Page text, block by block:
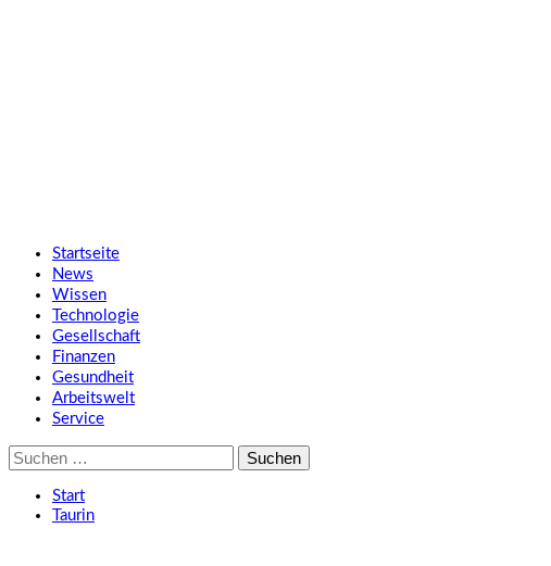
Startseite
News
Wissen
Technologie
Gesellschaft
Finanzen
Gesundheit
Arbeitswelt
Service
Suche
nach:
Start
Taurin